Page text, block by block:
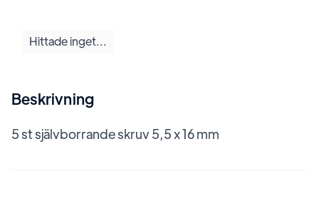
Hittade inget...
Beskrivning
5 st självborrande skruv 5,5 x 16 mm